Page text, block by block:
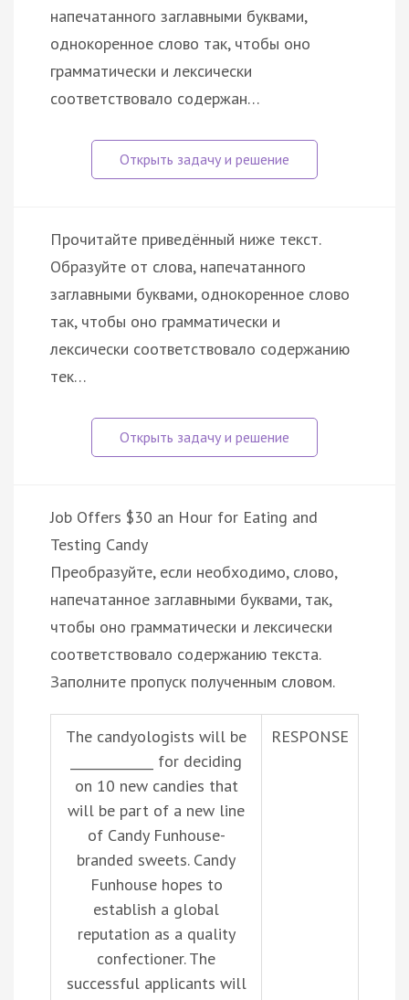
напечатанного заглавными буквами,
однокоренное слово так, чтобы оно
грамматически и лексически
соответствовало содержан…
Прочитайте приведённый ниже текст.
Образуйте от слова, напечатанного
заглавными буквами, однокоренное слово
так, чтобы оно грамматически и
лексически соответствовало содержанию
тек…
Job Offers $30 an Hour for Eating and
Testing Candy
Преобразуйте, если необходимо, слово,
напечатанное заглавными буквами, так,
чтобы оно грамматически и лексически
соответствовало содержанию текста.
Заполните пропуск полученным словом.
The candyologists will be
_____________ for deciding
on 10 new candies that
will be part of a new line
of Candy Funhouse-
branded sweets. Candy
Funhouse hopes to
establish a global
reputation as a quality
confectioner. The
successful applicants will
RESPONSE